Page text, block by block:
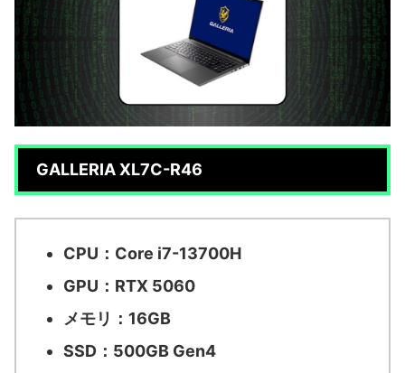
GALLERIA XL7C-R46
CPU：Core i7-13700H
GPU：RTX 5060
メモリ：16GB
SSD：500GB Gen4